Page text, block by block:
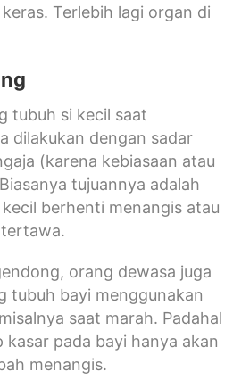
Terlebih lagi organ di
tubuh si kecil saat
dilakukan dengan sadar
(karena kebiasaan atau
tujuannya adalah
berhenti menangis atau
orang dewasa juga
tubuh bayi menggunakan
saat marah. Padahal
pada bayi hanya akan
menangis.